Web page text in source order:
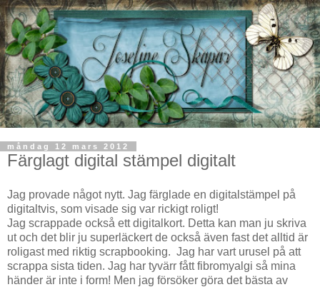
måndag 12 mars 2012
Färglagt digital stämpel digitalt
Jag provade något nytt. Jag färglade en digitalstämpel på
digitaltvis, som visade sig var rickigt roligt!
Jag scrappade också ett digitalkort. Detta kan man ju skriva
ut och det blir ju superläckert de också även fast det alltid är
roligast med riktig scrapbooking. Jag har vart urusel på att
scrappa sista tiden. Jag har tyvärr fått fibromyalgi så mina
händer är inte i form! Men jag försöker göra det bästa av